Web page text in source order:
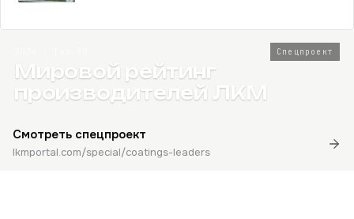
Спецпроект
Мировой рейтинг
производителей ЛКМ
Смотреть спецпроект
lkmportal.com/special/coatings-leaders